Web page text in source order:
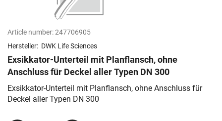
Article number:247706905
Hersteller: DWK Life Sciences
Exsikkator-Unterteil mit Planflansch, ohne
Anschluss für Deckel aller Typen DN 300
Exsikkator-Unterteil mit Planflansch, ohne Anschluss für
Deckel aller Typen DN 300